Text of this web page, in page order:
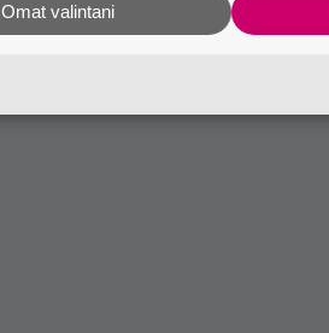
Omat valintani